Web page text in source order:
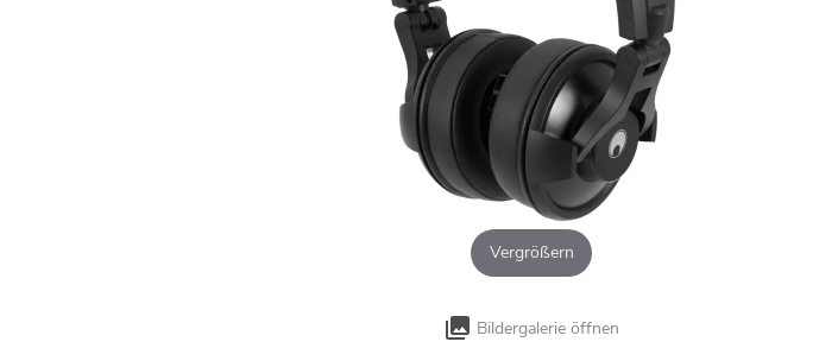
Vergrößern
Bildergalerie öffnen